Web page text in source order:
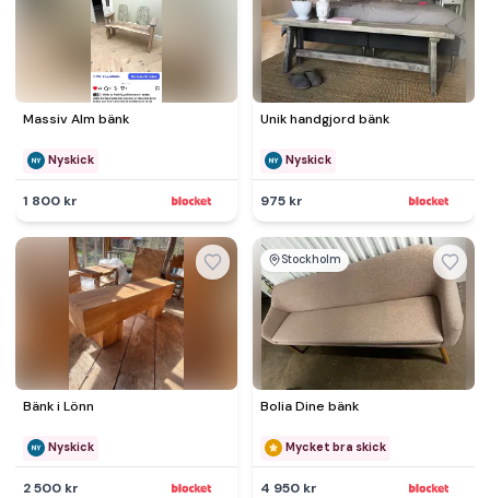
Massiv Alm bänk
Nyskick
1 800 kr
Unik handgjord bänk
Nyskick
975 kr
Bänk i Lönn
Nyskick
2 500 kr
Stockholm
Bolia Dine bänk
Mycket bra skick
4 950 kr